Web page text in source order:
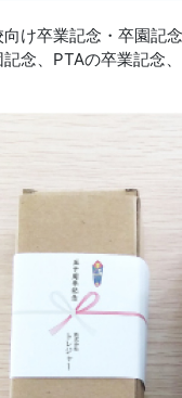
け卒業記念・卒園記
念、PTAの卒業記念